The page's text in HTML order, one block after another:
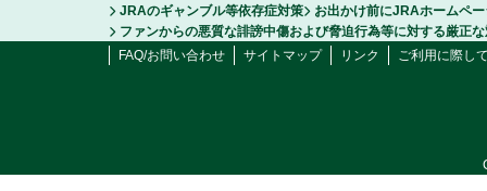
JRAのギャンブル等依存症対策
お出かけ前にJRAホームペ
ファンからの悪質な誹謗中傷および脅迫行為等に対する厳正
FAQ/お問い合わせ
サイトマップ リンク ご利用に際し